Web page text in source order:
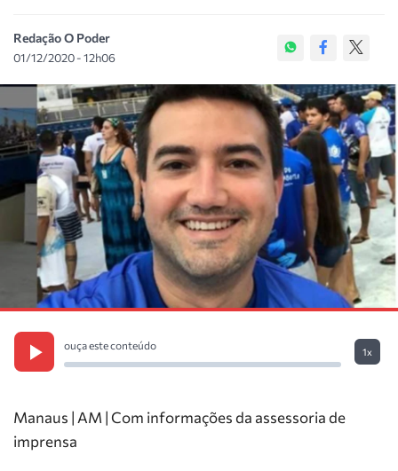
Redação O Poder
01/12/2020 - 12h06
ouça este conteúdo
1x
Manaus | AM | Com informações da assessoria de
imprensa